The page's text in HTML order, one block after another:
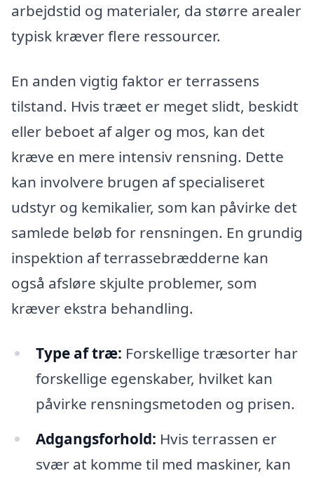
arbejdstid og materialer, da større arealer
typisk kræver flere ressourcer.
En anden vigtig faktor er terrassens
tilstand. Hvis træet er meget slidt, beskidt
eller beboet af alger og mos, kan det
kræve en mere intensiv rensning. Dette
kan involvere brugen af specialiseret
udstyr og kemikalier, som kan påvirke det
samlede beløb for rensningen. En grundig
inspektion af terrassebrædderne kan
også afsløre skjulte problemer, som
kræver ekstra behandling.
Type af træ: Forskellige træsorter har
forskellige egenskaber, hvilket kan
påvirke rensningsmetoden og prisen.
Adgangsforhold: Hvis terrassen er
svær at komme til med maskiner, kan